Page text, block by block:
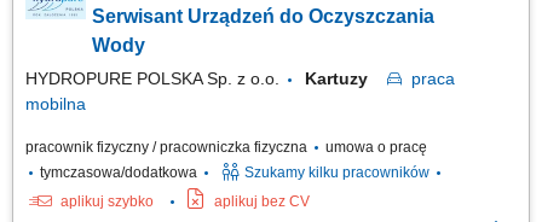
Serwisant Urządzeń do Oczyszczania
Wody
HYDROPURE POLSKA Sp. z o.o. Kartuzy
praca
mobilna
pracownik fizyczny / pracowniczka fizyczna
umowa o pracę
tymczasowa/dodatkowa
Szukamy kilku pracowników
aplikuj szybko
aplikuj bez CV